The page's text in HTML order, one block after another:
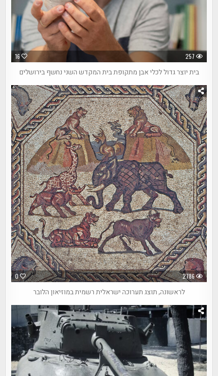
16 257
בית יוצר גדול לכלי אבן מתקופת בית המקדש השני נחשף בירושלים
0 2786
לראשונה, תוצג תערוכה ישראלית רשמית במוזיאון הלובר